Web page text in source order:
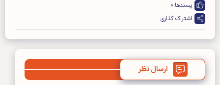
پسندها:0
اشتراک گذاری
ارسال نظر